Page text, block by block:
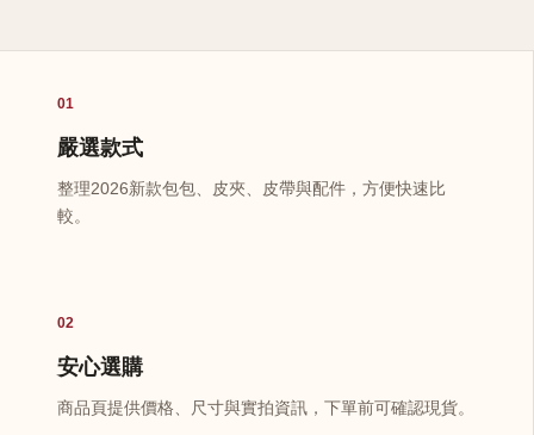
01
嚴選款式
整理2026新款包包、皮夾、皮帶與配件，方便快速比
較。
02
安心選購
商品頁提供價格、尺寸與實拍資訊，下單前可確認現貨。